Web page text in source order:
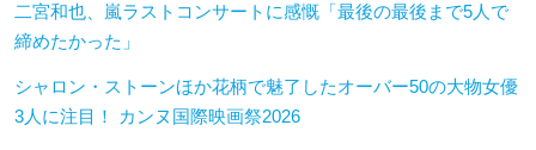
二宮和也、嵐ラストコンサートに感慨「最後の最後まで5人で
締めたかった」
シャロン・ストーンほか花柄で魅了したオーバー50の大物女優
3人に注目！ カンヌ国際映画祭2026